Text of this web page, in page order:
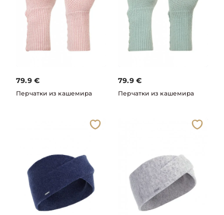
79.9 €
Перчатки из кашемира
79.9 €
Перчатки из кашемира